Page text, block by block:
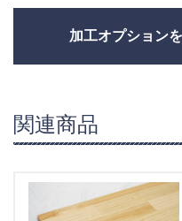
加工オプション
関連商品